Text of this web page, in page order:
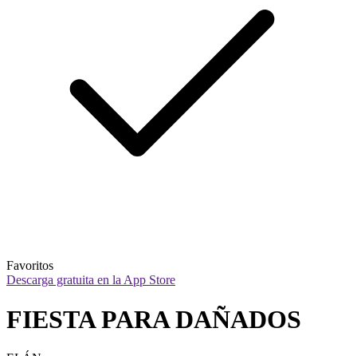
Favoritos
Descarga gratuita en la App Store
FIESTA PARA DAÑADOS